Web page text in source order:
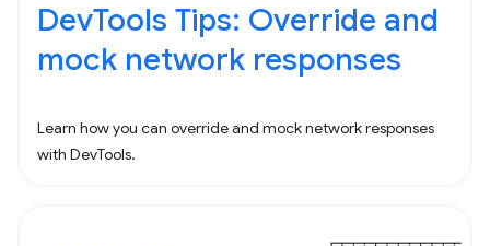
DevTools Tips: Override and
mock network responses
Learn how you can override and mock network responses
with DevTools.